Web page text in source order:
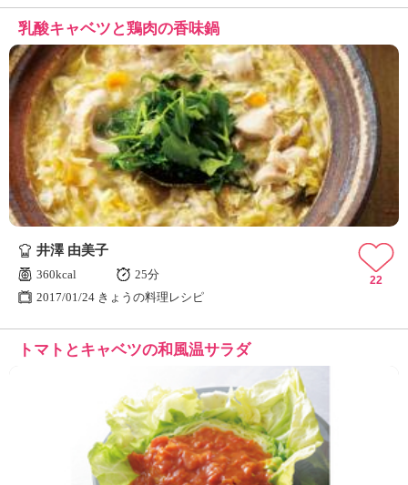
乳酸キャベツと鶏肉の香味鍋
井澤 由美子
360kcal
25分
2017/01/24 きょうの料理レシピ
22
トマトとキャベツの和風温サラダ